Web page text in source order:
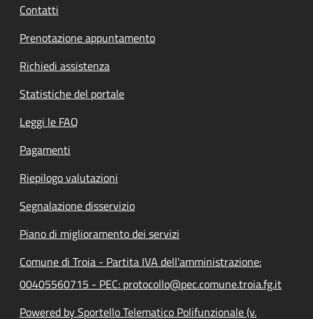
Contatti
Prenotazione appuntamento
Richiedi assistenza
Statistiche del portale
Leggi le FAQ
Pagamenti
Riepilogo valutazioni
Segnalazione disservizio
Piano di miglioramento dei servizi
Comune di Troia - Partita IVA dell'amministrazione:
00405560715 - PEC: protocollo@pec.comune.troia.fg.it
Powered by Sportello Telematico Polifunzionale (v.